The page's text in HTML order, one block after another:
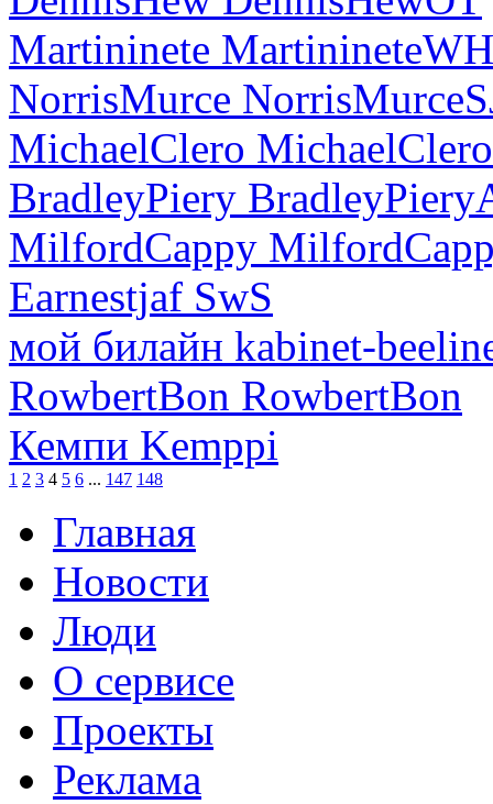
Martininete MartinineteWH
NorrisMurce
MichaelClero
BradleyPiery
MilfordCappy
Earnestjaf SwS
мой билайн kabinet-
RowbertBon RowbertBon
Кемпи Kemppi
1 2 3 4 5 6 ... 147 148
Главная
Новости
Люди
О сервисе
Проекты
Реклама